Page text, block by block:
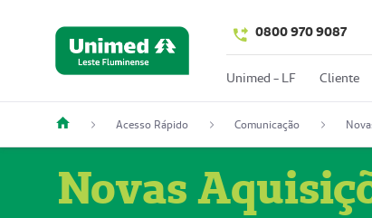
0800 970 9087
Unimed - LF Cliente
Acesso Rápido Comunicação
Novas